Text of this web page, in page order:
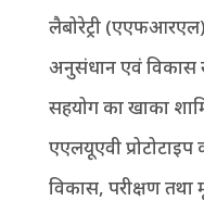
लैबोरेट्री
अनुसंधान एवं
सहयोग का खाका
एएलयूएवी
विकास, परीक्षण तथा